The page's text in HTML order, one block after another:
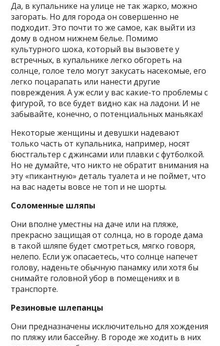
Да, в купальнике на улице не так жарко, можно
загорать. Но для города он совершенно не
подходит. Это почти то же самое, как выйти из
дому в одном нижнем белье. Помимо
культурного шока, который вы вызовете у
встречных, в купальнике легко обгореть на
солнце, голое тело могут закусать насекомые, его
легко поцарапать или нанести другие
повреждения. А уж если у вас какие-то проблемы с
фигурой, то все будет видно как на ладони. И не
забывайте, конечно, о потенциальных маньяках!
Некоторые женщины и девушки надевают
только часть от купальника, например, носят
бюстгальтер с джинсами или плавки с футболкой.
Но не думайте, что никто не обратит внимания на
эту «пикантную» деталь туалета и не поймет, что
на вас надеты вовсе не топ и не шорты.
Соломенные шляпы
Они вполне уместны на даче или на пляже,
прекрасно защищая от солнца, но в городе дама
в такой шляпе будет смотреться, мягко говоря,
нелепо. Если уж опасаетесь, что солнце напечет
голову, наденьте обычную панамку или хотя бы
снимайте головной убор в помещениях и в
транспорте.
Резиновые шлепанцы
Они предназначены исключительно для хождения
по пляжу или бассейну. В городе же ходить в них